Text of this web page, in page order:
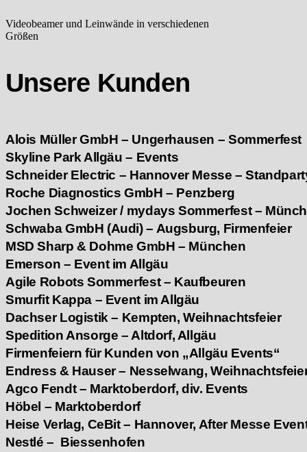
Videobeamer und Leinwände in verschiedenen
Größen
Unsere Kunden
Alois Müller GmbH – Ungerhausen – Sommerfest
Skyline Park Allgäu – Events
Schneider Electric – Hannover Messe –
Roche Diagnostics GmbH – Penzberg
Jochen Schweizer / mydays Sommerfest –
Schwaba GmbH (Audi) – Augsburg, Firmenfeier
MSD Sharp & Dohme GmbH – München
Emerson – Event im Allgäu
Agile Robots Sommerfest – Kaufbeuren
Smurfit Kappa – Event im Allgäu
Dachser Logistik – Kempten, Weihnachtsfeier
Spedition Ansorge – Altdorf, Allgäu
Firmenfeiern für Kunden von „Allgäu Events“
Endress & Hauser – Nesselwang,
Agco Fendt – Marktoberdorf, div. Events
Höbel – Marktoberdorf
Heise Verlag, CeBit – Hannover, After Messe
Nestlé – Biessenhofen